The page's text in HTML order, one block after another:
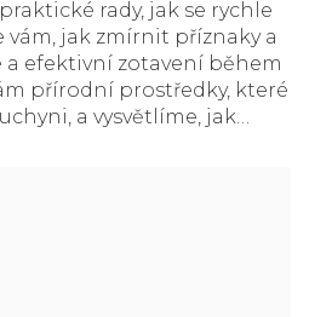
rady, jak se rychle
vám, jak zmírnit příznaky a
efektivní zotavení během
přírodní prostředky, které
a vysvětlíme, jak